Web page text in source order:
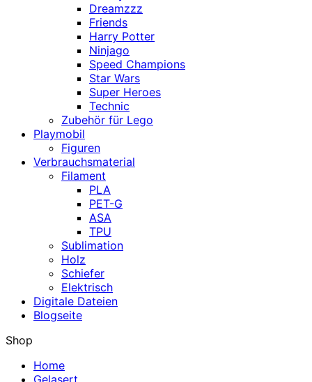
Dreamzzz
Friends
Harry Potter
Ninjago
Speed Champions
Star Wars
Super Heroes
Technic
Zubehör für Lego
Playmobil
Figuren
Verbrauchsmaterial
Filament
PLA
PET-G
ASA
TPU
Sublimation
Holz
Schiefer
Elektrisch
Digitale Dateien
Blogseite
Shop
Home
Gelasert